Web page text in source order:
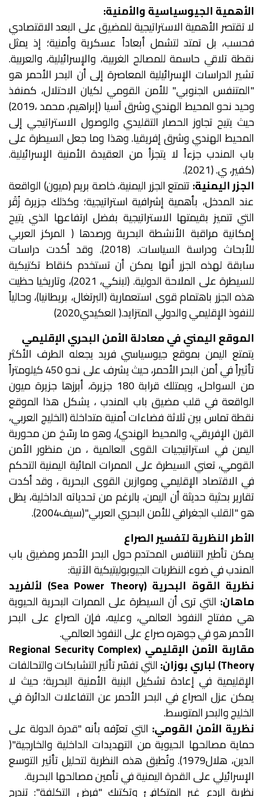
الأهمية الجيوسياسية والأمنية:
لا تقتصر الأهمية الاستراتيجية للمضيق على البعد الاقتصادي
فحسب، بل تمتد لتشمل أبعاداً عسكرية وأمنية؛ إذ يمثل
نقطة تلاقي حاسمة للمصالح الغربية، والإسرائيلية، والعربية.
تشير الدراسات الإسرائيلية المعاصرة إلى أن البحر الأحمر هو
"المتنفس الجنوبي" للأمن القومي لكيان الاحتلال، كمنفذ
وحيد نحو المحيط الهندي وشرق آسيا (إبراهيم، محمد ،2019)
حيث يتيح تجاوز الحصار التقليدي والوصول الاستراتيجي إلى
المحيط الهندي وشرق إفريقيا. وهذا وما جعل السيطرة على
باب المندب جزءاً لا يتجزأ من العقيدة الأمنية الإسرائيلية.
(كفير، ي. (2021).
الجزر اليمنية:تتمتع الجزر اليمنية، خاصة بريم (ميون) الواقعة
عند المدخل، بأهمية إشرافية استراتيجية؛ وكذلك جزيرة زُقَر
التي تتميز بقيمتها الاستراتيجية بفضل ارتفاعها الذي يتيح
إمكانية مراقبة الأنشطة البحرية ورصدها ( المركز العربي
للأبحاث ودراسة السياسات. (2018). وقد أكدت دراسات
سابقة لهذه الجزر أنها يمكن أن تستخدم كنقاط تكتيكية
للسيطرة على الملاحة الدولية. (لبنكي، 2021)، وتاريخيا حظيت
هذه الجزر باهتمام قوى استعمارية (البرتغال، بريطانيا)، وحالياً
للنفوذ الإقليمي والدولي المتزايد.( العكيدي2020)
الموقع اليمني في معادلة الأمن البحري الإقليمي
يتمتع اليمن بموقع جيوسياسي فريد يجعله الطرف الأكثر
تأثيراً في أمن البحر الأحمر، حيث يشرف على نحو 450 كيلومتراً
من السواحل، ويمتلك قرابة 180 جزيرة، أبرزها جزيرة ميون
الواقعة في قلب مضيق باب المندب ، يشكل هذا الموقع
نقطة تماس بين ثلاثة فضاءات أمنية متداخلة (الخليج العربي،
القرن الإفريقي، والمحيط الهندي)، وهو ما رسّخ من محورية
اليمن في استراتيجيات القوى العالمية ، من منظور الأمن
القومي، تعني السيطرة على الممرات المائية اليمنية التحكم
في الاقتصاد الإقليمي وموازين القوى البحرية ، وقد أكدت
تقارير بحثية حديثة أن اليمن، بالرغم من تحدياته الداخلية، يظل
هو "القلب الجغرافي للأمن البحري العربي"(سيف2004).
الأطر النظرية لتفسير الصراع
يمكن تأطير التنافس المحتدم حول البحر الأحمر ومضيق باب
المندب في ضوء النظريات الجيوبوليتيكية الآتية:
نظرية القوة البحرية (Sea Power Theory) لألفريد
ماهان: التي ترى أن السيطرة على الممرات البحرية الحيوية
هي مفتاح النفوذ العالمي، وعليه، فإن الصراع على البحر
الأحمر هو في جوهره صراع على النفوذ العالمي.
مقاربة الأمن الإقليمي (Regional Security Complex
Theory) لباري بوزان:
التي تفسّر تأثير التشابكات والتحالفات
الإقليمية في إعادة تشكيل البنية الأمنية البحرية؛ حيث لا
يمكن عزل الصراع في البحر الأحمر عن التفاعلات الدائرة في
الخليج والبحر المتوسط.
نظرية الأمن القومي: التي تعرّفه بأنه "قدرة الدولة على
حماية مصالحها الحيوية من التهديدات الداخلية والخارجية"(
الدين، هلال1979). وتُطبق هذه النظرية لتحليل تأثير التوسع
الإسرائيلي على القدرة اليمنية في تأمين مصالحها البحرية.
نظرية الردع غير المتكافئ وتكتيك "فرض التكلفة": تندرج